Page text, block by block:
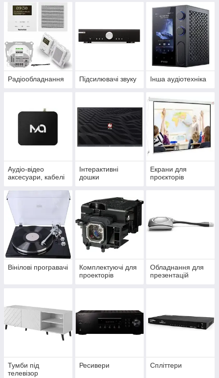
Радіообладнання Підсилювачі звуку Інша аудіотехніка
Аудіо-відео
аксесуари, кабелі
Інтерактивні
дошки
Екрани для
проєкторів
Вінілові програвачі
Комплектуючі для
проекторів
Обладнання для
презентацій
Тумби під
телевізор
Ресивери Спліттери